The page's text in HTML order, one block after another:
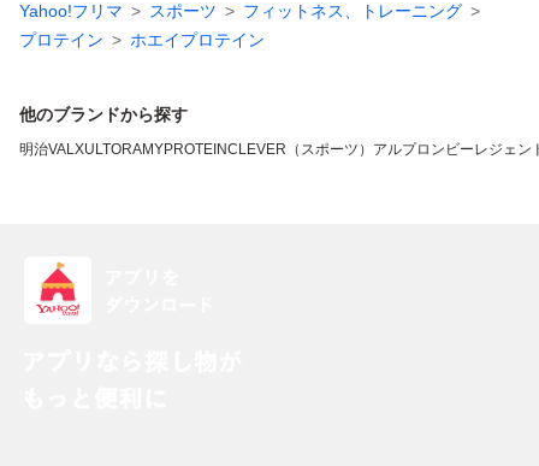
Yahoo!フリマ スポーツ
フィットネス、トレーニング
プロテイン
ホエイプロテイン
他のブランドから探す
明治VALXULTORAMYPROTEINCLEVER（スポーツ） アルプロン ビーレジェン